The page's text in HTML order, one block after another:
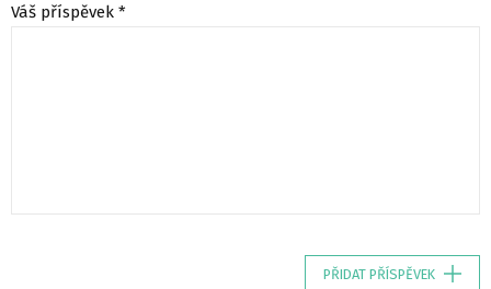
Váš příspěvek *
PŘIDAT PŘÍSPĚVEK